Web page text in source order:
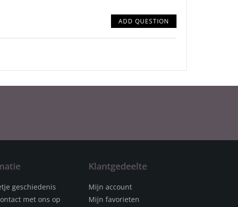
ADD QUESTION
geschiedenis
met ons op
Klantgedeelte
Mijn account
Mijn favorieten